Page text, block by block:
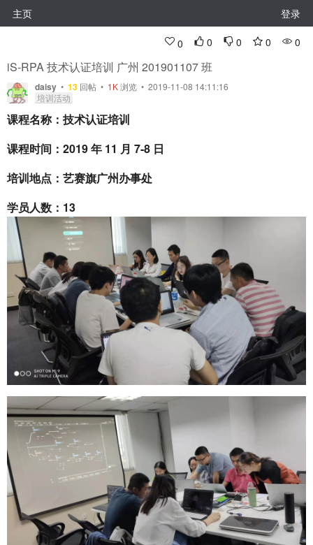
主页 登录
0 0 0 0 0
iS-RPA 技术认证培训 广州 201901107 班
daisy • 13 回帖 • 1K浏览 • 2019-11-08 14:11:16
培训活动
课程名称：技术认证培训
课程时间：2019 年 11 月 7-8 日
培训地点：艺赛旗广州办事处
学员人数：13